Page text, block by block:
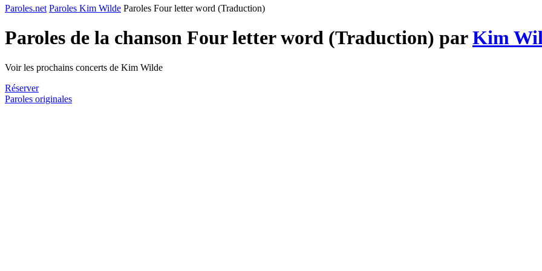
Paroles.net Paroles Kim Wilde Paroles Four letter word (Traduction)
Paroles de la chanson Four letter word (Traduction) parKim
Voir les prochains concerts de Kim Wilde
Réserver
Paroles originales